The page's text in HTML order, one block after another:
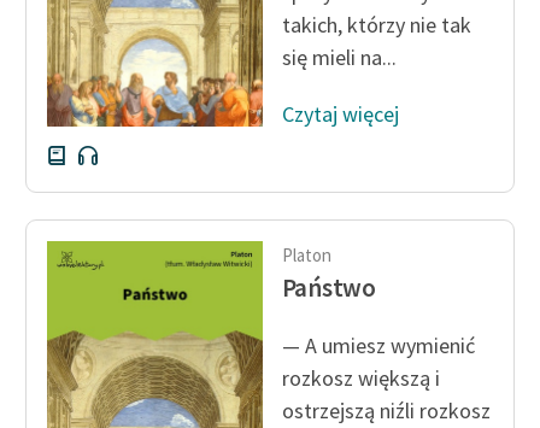
Zasady wykorzystania
Wolnych Lektur
Logotypy
Polityka prywatności
Regulamin biblioteki
sprawozdania finansowe
Regulamin darowizn
takich, którzy nie tak
się mieli na...
Czytaj więcej
Platon
Państwo
— A umiesz wymienić
rozkosz większą i
ostrzejszą niźli rozkosz